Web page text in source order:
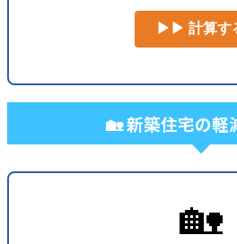
▶▶ 計算す
🏡 新築住宅の軽
🏡